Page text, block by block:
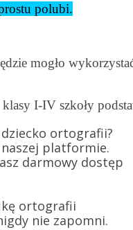
polubi.
mogło
I-IV szkoły
dziecko ortografii?
platformie.
darmowy dostęp
ortografii
nie zapomni.